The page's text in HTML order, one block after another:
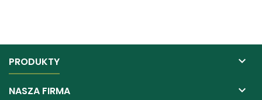
PRODUKTY 
NASZA FIRMA 